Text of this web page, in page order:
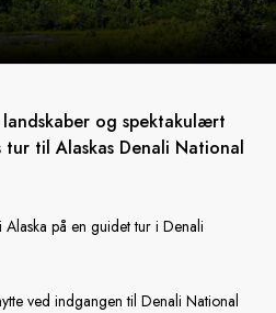
og spektakulært
til Alaskas Denali National
på en guidet tur i Denali
ved indgangen til Denali National